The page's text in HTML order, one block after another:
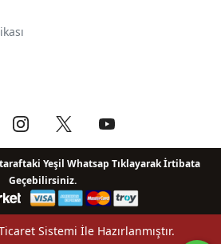
Yeşil Whatsap Tıklayarak İrtibata
Geçebilirsiniz.
Sistemi İle Hazırlanmıştır.